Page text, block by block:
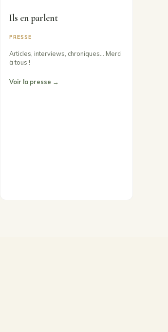
Ils en parlent
PRESSE
Articles, interviews, chroniques… Merci
à tous !
Voir la presse →